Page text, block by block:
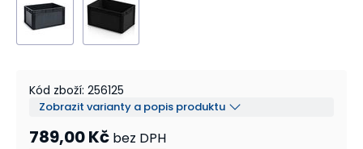
Kód zboží: 256125
Zobrazit varianty a popis produktu
789,00 Kč bez DPH